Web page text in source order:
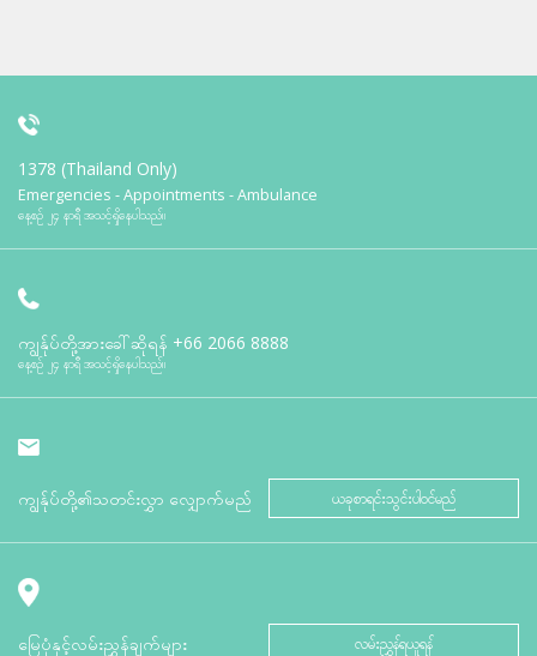
1378 (Thailand Only)
Emergencies - Appointments - Ambulance
နေ့စဉ် ၂၄ နာရီ အသင့်ရှိနေပါသည်။
ကျွန်ုပ်တို့အားခေါ်ဆိုရန် +66 2066 8888
နေ့စဉ် ၂၄ နာရီ အသင့်ရှိနေပါသည်။
ကျွန်ုပ်တို့၏သတင်းလွှာ လျှောက်မည် ယခုစာရင်းသွင်းပါဝင်မည်
မြေပုံနှင့်လမ်းညွှန်ချက်များ လမ်းညွှန်ရယူရန်